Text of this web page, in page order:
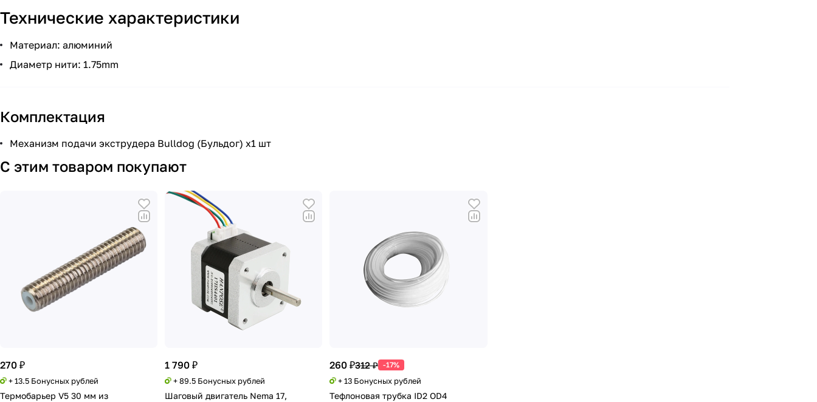
Технические характеристики
Материал: алюминий
Диаметр нити: 1.75mm
Комплектация
Механизм подачи экструдера Bulldog (Бульдог) x1 шт
С этим товаром покупают
270 ₽
+ 13.5 Бонусных рублей
Термобарьер V5 30 мм из
1 790 ₽
+ 89.5 Бонусных рублей
Шаговый двигатель Nema 17,
260 ₽312 ₽ -17%
+ 13 Бонусных рублей
Тефлоновая трубка ID2 OD4